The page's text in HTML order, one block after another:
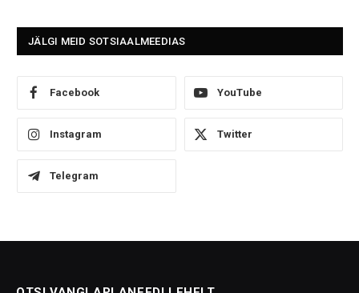
JÄLGI MEID SOTSIAALMEEDIAS
Facebook YouTube
Instagram Twitter
Telegram